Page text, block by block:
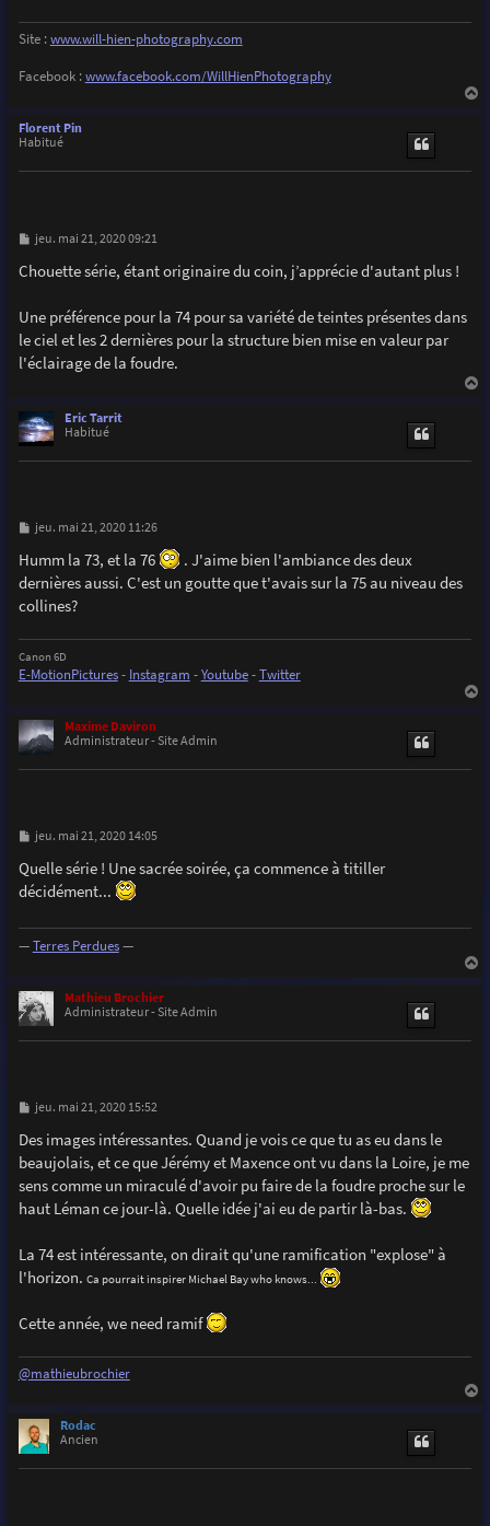
Site :www.will-hien-photography.com
Facebook :www.facebook.com/WillHienPhotography
Florent Pin
Habitué
M
s
s
e
jeu. mai 21, 2020 09:21
Chouette série, étant originaire du coin, j’apprécie d'autant plus !
Une préférence pour la 74 pour sa variété de teintes présentes dans
le ciel et les 2 dernières pour la structure bien mise en valeur par
l'éclairage de la foudre.
Eric Tarrit
Habitué
M
s
s
a
g
e
jeu. mai 21, 2020 11:26
Humm la 73, et la 76
. J'aime bien l'ambiance des deux
dernières aussi. C'est un goutte que t'avais sur la 75 au niveau des
collines?
Canon 6D
E-MotionPictures- Instagram -Youtube-Twitter
Maxime Daviron
Administrateur - Site Admin
M
s
s
a
jeu. mai 21, 2020 14:05
Quelle série ! Une sacrée soirée, ça commence à titiller
décidément...
—Terres Perdues—
Mathieu Brochier
Administrateur - Site Admin
M
s
s
a
e
jeu. mai 21, 2020 15:52
Des images intéressantes. Quand je vois ce que tu as eu dans le
beaujolais, et ce que Jérémy et Maxence ont vu dans la Loire, je me
sens comme un miraculé d'avoir pu faire de la foudre proche sur le
haut Léman ce jour-là. Quelle idée j'ai eu de partir là-bas.
La 74 est intéressante, on dirait qu'une ramification "explose" à
l'horizon. Ca pourrait inspirer Michael Bay who knows...
Cette année, we need ramif
@mathieubrochier
Rodac
Ancien